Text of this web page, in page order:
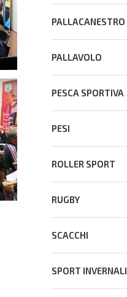
PALLACANESTRO
PALLAVOLO
PESCA SPORTIVA
PESI
ROLLER SPORT
RUGBY
SCACCHI
SPORT INVERNALI